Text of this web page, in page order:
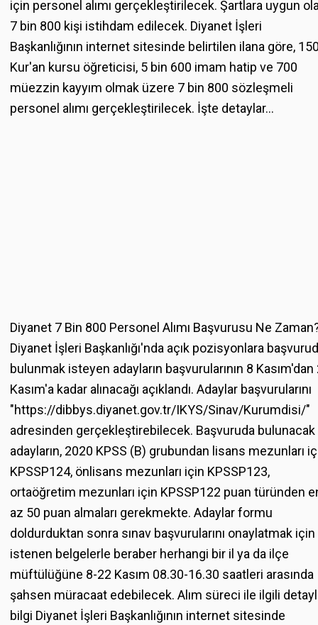
için personel alımı gerçekleştirilecek. Şartlara uygun
7 bin 800 kişi istihdam edilecek. Diyanet İşleri
Başkanlığının internet sitesinde belirtilen ilana göre,
Kur'an kursu öğreticisi, 5 bin 600 imam hatip ve 700
müezzin kayyım olmak üzere 7 bin 800 sözleşmeli
personel alımı gerçekleştirilecek. İşte detaylar...
Diyanet 7 Bin 800 Personel Alımı Başvurusu Ne
Diyanet İşleri Başkanlığı'nda açık pozisyonlara
bulunmak isteyen adayların başvurularının 8 Kasım'dan
Kasım'a kadar alınacağı açıklandı. Adaylar başvurularını
"https://dibbys.diyanet.gov.tr/IKYS/Sinav/Kurumdisi/"
adresinden gerçekleştirebilecek. Başvuruda bulunacak
adayların, 2020 KPSS (B) grubundan lisans mezunları
KPSSP124, önlisans mezunları için KPSSP123,
ortaöğretim mezunları için KPSSP122 puan türünden
az 50 puan almaları gerekmekte. Adaylar formu
doldurduktan sonra sınav başvurularını onaylatmak için
istenen belgelerle beraber herhangi bir il ya da ilçe
müftülüğüne 8-22 Kasım 08.30-16.30 saatleri arasında
şahsen müracaat edebilecek. Alım süreci ile ilgili
bilgi Diyanet İşleri Başkanlığının internet sitesinde